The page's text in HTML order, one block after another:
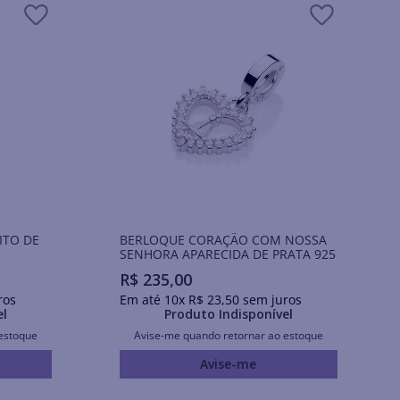
DE
BERLOQUE CORAÇÃO COM NOSSA
SENHORA APARECIDA DE PRATA 925
R$ 235,00
Em até 10x R$ 23,50sem juros
Produto Indisponível
Avise-me quando retornar ao estoque
Avise-me